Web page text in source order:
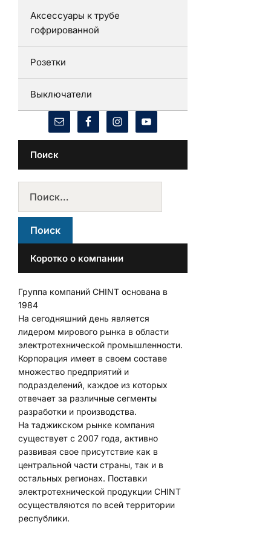
Аксессуары к трубе
гофрированной
Розетки
Выключатели
Поиск
Коротко о компании
Группа компаний CHINT основана в
1984
На сегодняшний день является
лидером мирового рынка в области
электротехнической промышленности.
Корпорация имеет в своем составе
множество предприятий и
подразделений, каждое из которых
отвечает за различные сегменты
разработки и производства.
На таджикском рынке компания
существует с 2007 года, активно
развивая свое присутствие как в
центральной части страны, так и в
остальных регионах. Поставки
электротехнической продукции CHINT
осуществляются по всей территории
республики.